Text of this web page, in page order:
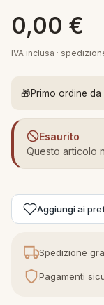
Letto
arredo
in fibra
in piuma
in piuma
Plaid Cartoons
Tappeti Cartoons
Teli Mare Cartoons
Trapuntini Cartoons
0,00 €
IVA inclusa ·
🎁Primo ordine da
Esaurito
Questo articolo
Aggiungi ai
Spedizione
Pagamenti